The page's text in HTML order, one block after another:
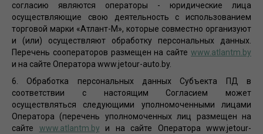
согласию являются операторы - юридические лица
осуществляющие свою деятельность с использованием
торговой марки «Атлант-М», которые совместно организуют
и (или) осуществляют обработку персональных данных.
Перечень сооператоров размещен на сайте www.atlantm.by
и на сайте Оператора www.jetour-auto.by.
6. Обработка персональных данных Субъекта ПД в
соответствии с настоящим Согласием может
осуществляться следующими уполномоченными лицами
Оператора (перечень уполномоченных лиц размещен на
сайте www.atlantm.by и на сайте Оператора www.jetour-